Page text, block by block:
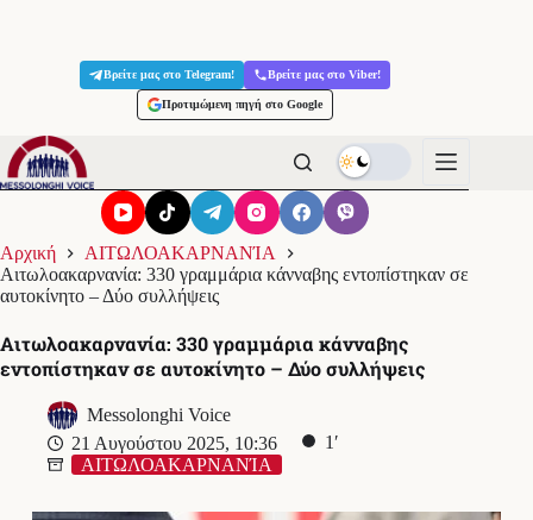
Βρείτε μας στο Telegram! Βρείτε μας στο Viber!
Προτιμώμενη πηγή στο Google
Αρχική
ΑΙΤΩΛΟΑΚΑΡΝΑΝΊΑ
Αιτωλοακαρνανία: 330 γραμμάρια κάνναβης εντοπίστηκαν σε
αυτοκίνητο – Δύο συλλήψεις
Αιτωλοακαρνανία: 330 γραμμάρια κάνναβης
εντοπίστηκαν σε αυτοκίνητο – Δύο συλλήψεις
Messolonghi Voice
21 Αυγούστου 2025, 10:36
1′
ΑΙΤΩΛΟΑΚΑΡΝΑΝΊΑ